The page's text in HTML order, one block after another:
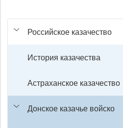
Российское казачество
История казачества
Астраханское казачество
Донское казачье войско